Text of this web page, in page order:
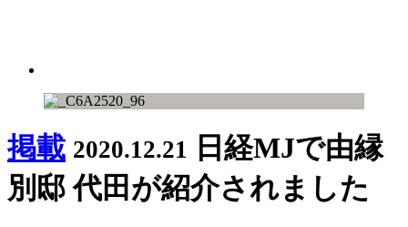
掲載 2020.12.21 日経MJで由縁
別邸 代田が紹介されました